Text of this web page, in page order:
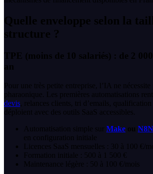
Quelle enveloppe selon la
structure ?
TPE (moins de 10 salariés) : de 2
an
Pour une très petite entreprise, l’IA ne nécessite
pharaonique. Les premières automatisations
devis , relances clients, tri d’emails, qualification
déploient avec des outils SaaS accessibles.
Automatisation simple sur Make ou N8N
en configuration initiale
Licences SaaS mensuelles : 30 à 100 €/
Formation initiale : 500 à 1 500 €
Maintenance légère : 50 à 100 €/mois